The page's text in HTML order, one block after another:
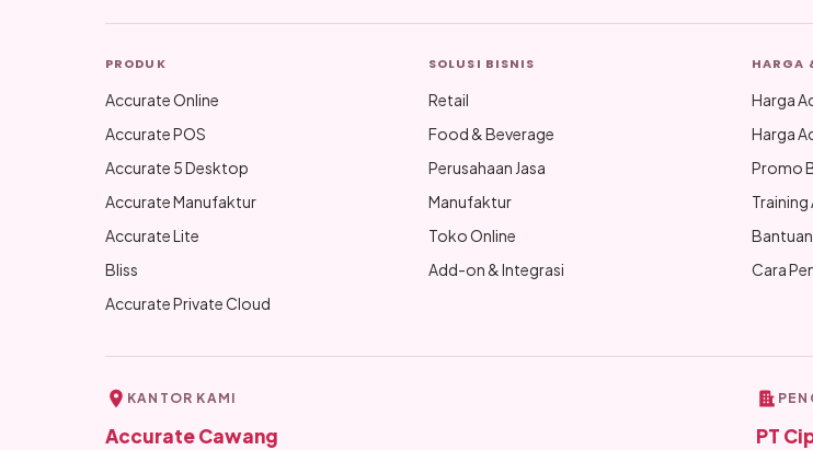
PRODUK
Accurate Online
Accurate POS
Accurate 5 Desktop
Accurate Manufaktur
Accurate Lite
Bliss
Accurate Private Cloud
SOLUSI BISNIS
Retail
Food & Beverage
Perusahaan Jasa
Manufaktur
Toko Online
Add-on & Integrasi
HARGA
Harga
Harga
Promo
Cara
KANTOR KAMI
Accurate Cawang PT